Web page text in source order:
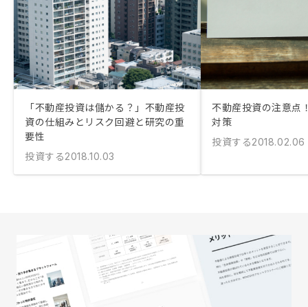
「不動産投資は儲かる？」不動産投
資の仕組みとリスク回避と研究の重
要性
投資する2018.10.03
不動産投資の注意点
対策
投資する2018.02.06